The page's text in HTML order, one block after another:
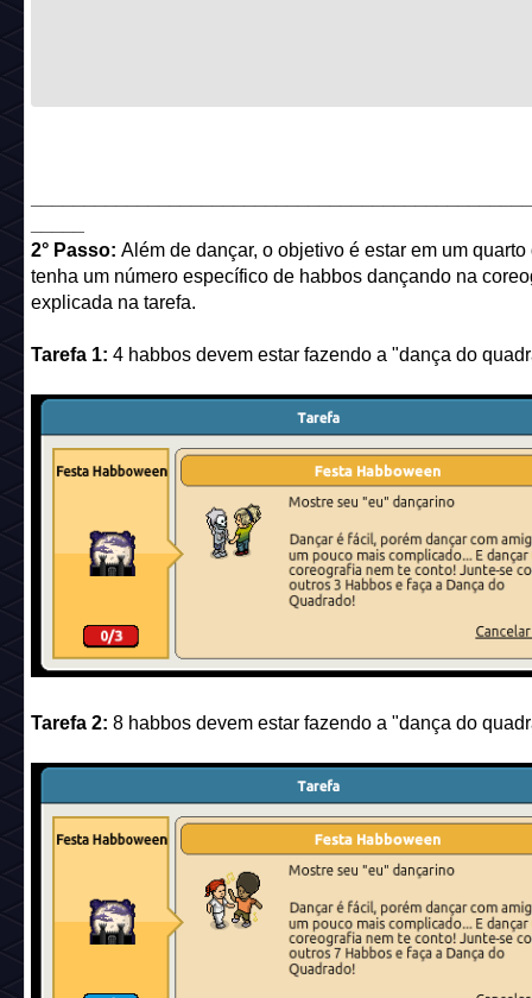
2° Passo: Além de dançar, o objetivo é estar em um quarto
tenha um número específico de habbos dançando na
explicada na tarefa.
Tarefa 1: 4 habbos devem estar fazendo a "dança do
Tarefa 2: 8 habbos devem estar fazendo a "dança do